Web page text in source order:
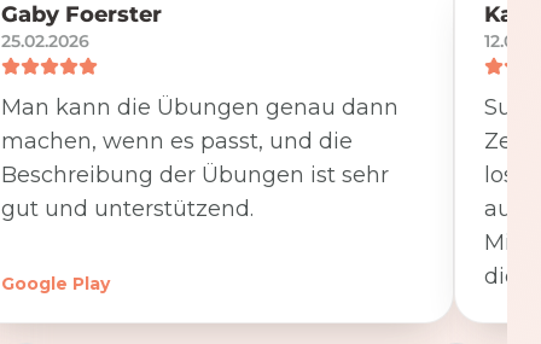
Gaby Foerster
25.02.2026
Man kann die Übungen genau dann
machen, wenn es passt, und die
Beschreibung der Übungen ist sehr
gut und unterstützend.
Google Play
Zeit
die